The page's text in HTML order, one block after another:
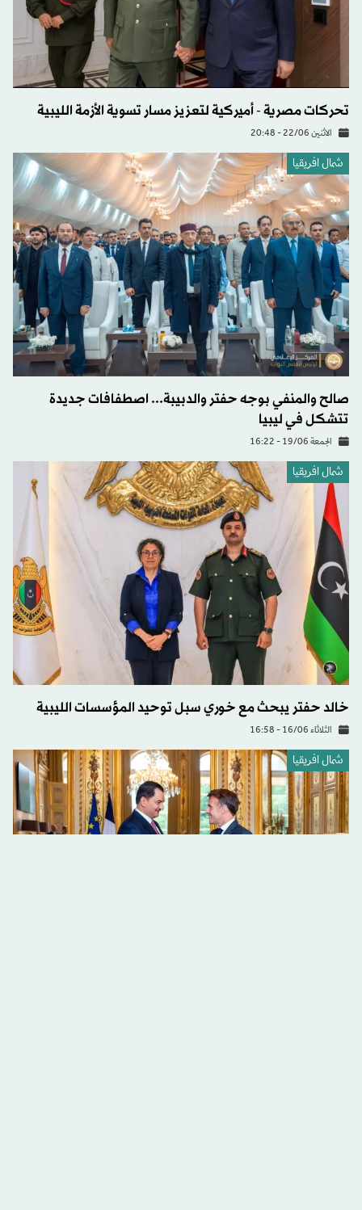
تحركات مصرية - أميركية لتعزيز مسار تسوية الأزمة الليبية
الاثنين 22/06 - 20:48
شمال افريقيا
صالح والمنفي بوجه حفتر والدبيبة... اصطفافات جديدة
تتشكل في ليبيا
الجمعة 19/06 - 16:22
شمال افريقيا
خالد حفتر يبحث مع خوري سبل توحيد المؤسسات الليبية
الثلاثاء 16/06 - 16:58
شمال افريقيا